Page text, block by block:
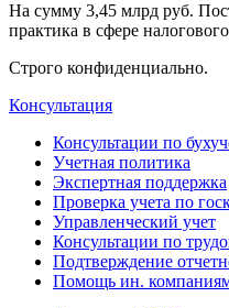
На сумму 3,45 млрд руб.
практика в сфере
Строго конфиденциально.
Консультация
Консультации по
Учетная политика
Экспертная поддержка
Проверка учета по
Управленческий учет
Консультации по
Подтверждение
Помощь ин.